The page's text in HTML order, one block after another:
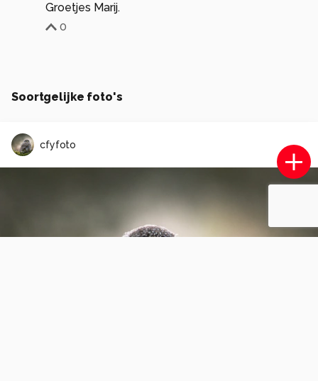
Groetjes Marij.
0
Soortgelijke foto's
cfyfoto